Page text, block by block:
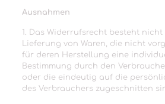
Ausnahmen
1. Das Widerrufsrecht besteht
Lieferung von Waren, die nicht
für deren Herstellung eine
Bestimmung durch den
oder die eindeutig auf die
des Verbrauchers zugeschnitten